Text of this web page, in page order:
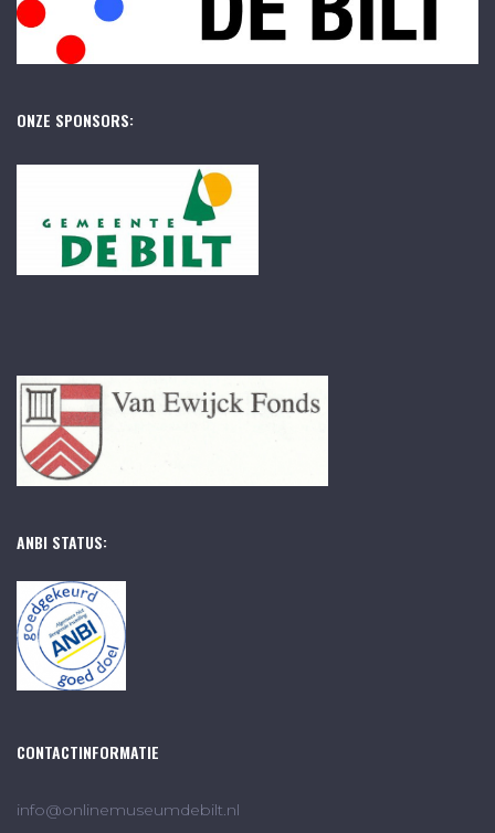
ONZE SPONSORS:
ANBI STATUS:
CONTACTINFORMATIE
info@onlinemuseumdebilt.nl